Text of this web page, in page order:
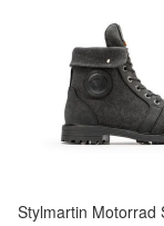
Stylmartin Motorrad